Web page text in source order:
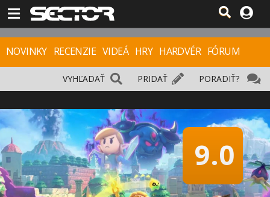
NOVINKY RECENZIE VIDEÁ HRY HARDVÉR FÓRUM
PORADIŤ?
PRIDAŤ
VYHĽADAŤ
9.0